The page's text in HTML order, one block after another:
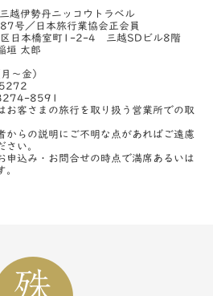
越伊勢丹ニッコウトラベル
号／日本旅行業協会正会員
日本橋室町1-2-4 三越SDビル8階
垣 太郎
～金）
8591
お客さまの旅行を取り扱う営業所での取
からの説明にご不明な点があればご遠慮
さい。
込み・お問合せの時点で満席あるいは
。